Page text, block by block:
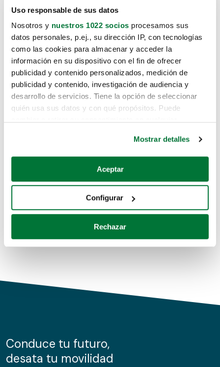
Uso responsable de sus datos
Nosotros y nuestros 1022 socios procesamos sus
datos personales, p.ej., su dirección IP, con tecnologías
como las cookies para almacenar y acceder la
información en su dispositivo con el fin de ofrecer
publicidad y contenido personalizados, medición de
publicidad y contenido, investigación de audiencia y
desarrollo de servicios. Tiene la opción de seleccionar
quién usa sus datos y con qué propósitos. Puede
Si lo permite, también quisiéramos:
Recopilar información sobre su ubicación geográfica
Identificar su dispositivo analizándolo activamente
para buscar características específicas (huellas
Obtenga más información sobre cómo se procesan sus
de cookies.
información sobre el uso que haga del sitio web con
nuestros partners de redes sociales, publicidad y análisis
Mostrar detalles
Aceptar
Configurar
Rechazar
Lo sentimos, no sabemos como
te hemos traido hasta aquí.
Pero puedes encontrar el coche que estás
buscando en alguno de estos enlaces:
Coches de segunda mano
Coches de km0
Conduce tu futuro,
desata tu movilidad